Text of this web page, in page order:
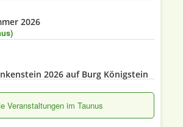
2026
2026 auf Burg Königstein
Veranstaltungen im Taunus